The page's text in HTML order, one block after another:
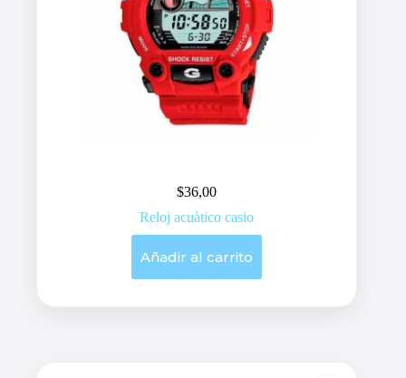
$36,00
Reloj acuàtico casio
Añadir al carrito